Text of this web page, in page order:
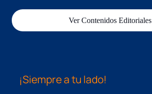
Ver Contenidos Editoriales
¡Siempre a tu lado!